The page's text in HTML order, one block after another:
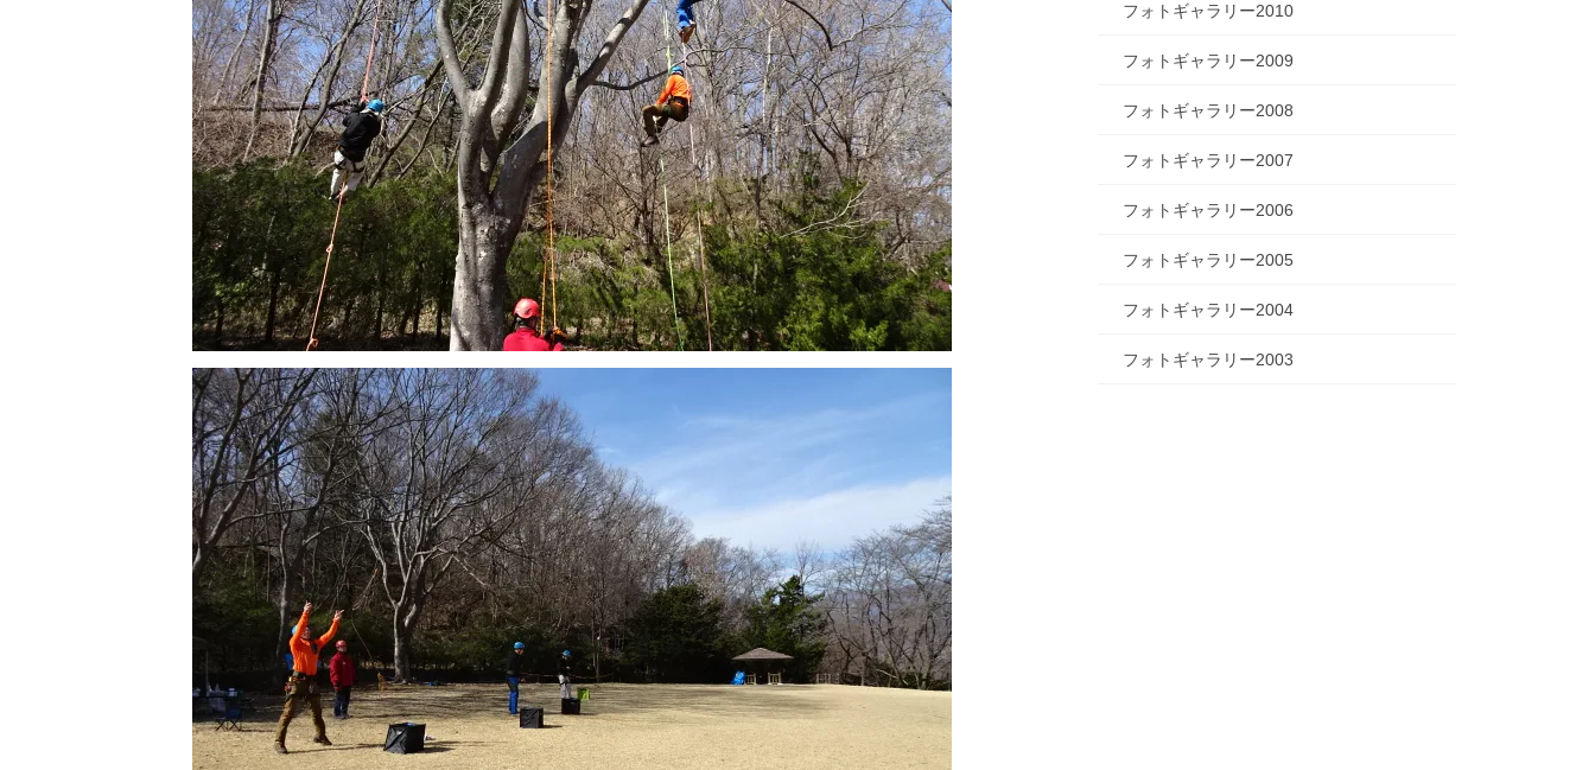
フォトギャラリー2010
フォトギャラリー2009
フォトギャラリー2008
フォトギャラリー2007
フォトギャラリー2006
フォトギャラリー2005
フォトギャラリー2004
フォトギャラリー2003